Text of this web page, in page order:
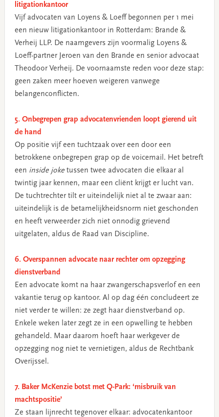
litigationkantoor
Vijf advocaten van Loyens & Loeff begonnen per 1 mei
een nieuw litigationkantoor in Rotterdam: Brande &
Verheij LLP. De naamgevers zijn voormalig Loyens &
Loeff-partner Jeroen van den Brande en senior advocaat
Theodoor Verheij. De voornaamste reden voor deze stap:
geen zaken meer hoeven weigeren vanwege
belangenconflicten.
5. Onbegrepen grap advocatenvrienden loopt gierend uit
de hand
Op positie vijf een tuchtzaak over een door een
betrokkene onbegrepen grap op de voicemail. Het betreft
een inside joketussen twee advocaten die elkaar al
twintig jaar kennen, maar een cliënt krijgt er lucht van.
De tuchtrechter tilt er uiteindelijk niet al te zwaar aan:
uiteindelijk is de betamelijkheidsnorm niet geschonden
en heeft verweerder zich niet onnodig grievend
uitgelaten, aldus de Raad van Discipline.
6. Overspannen advocate naar rechter om opzegging
dienstverband
Een advocate komt na haar zwangerschapsverlof en een
vakantie terug op kantoor. Al op dag één concludeert ze
niet verder te willen: ze zegt haar dienstverband op.
Enkele weken later zegt ze in een opwelling te hebben
gehandeld. Maar daarom hoeft haar werkgever de
opzegging nog niet te vernietigen, aldus de Rechtbank
Overijssel.
7. Baker McKenzie botst met Q-Park: ‘misbruik van
machtspositie’
Ze staan lijnrecht tegenover elkaar: advocatenkantoor